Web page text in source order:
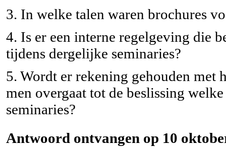
3. In welke talen waren brochures
4. Is er een interne regelgeving die
tijdens dergelijke seminaries?
5. Wordt er rekening gehouden met
men overgaat tot de beslissing
seminaries?
Antwoord ontvangen op 10